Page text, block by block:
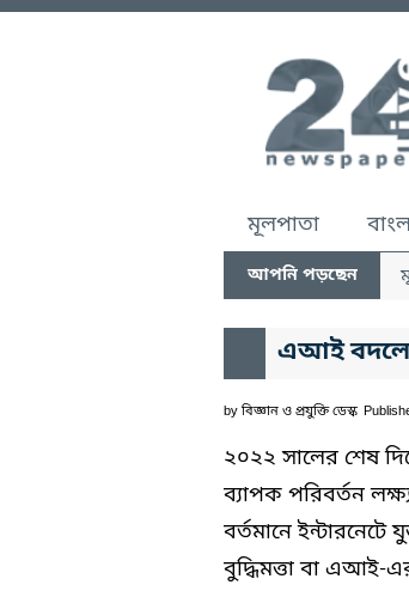
মূলপাতা
আপনি পড়ছেন
এআই বদলে
by বিজ্ঞান ও প্রযুক্তি ডেস্ক
২০২২ সালের শেষ
ব্যাপক পরিবর্তন
বর্তমানে
বুদ্ধিমত্তা বা এআই-